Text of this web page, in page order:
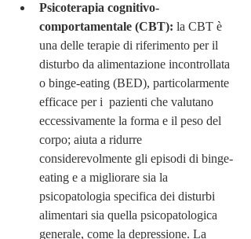
Psicoterapia cognitivo-
comportamentale (CBT): la CBT è
una delle terapie di riferimento per il
disturbo da alimentazione incontrollata
o binge-eating (BED), particolarmente
efficace per i  pazienti che valutano
eccessivamente la forma e il peso del
corpo; aiuta a ridurre
considerevolmente gli episodi di binge-
eating e a migliorare sia la
psicopatologia specifica dei disturbi
alimentari sia quella psicopatologica
generale, come la depressione. La